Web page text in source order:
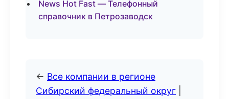
News Hot Fast — Телефонный
справочник в Петрозаводск
← Все компании в регионе
Сибирский федеральный округ